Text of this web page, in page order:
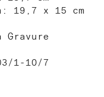
19,7 x 15 cm
1-10/7